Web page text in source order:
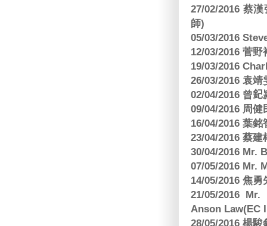
27/02/2016 蔡
師)
05/03/2016
12/03/2016 菅
19/03/2016
26/03/2016 袁
02/04/2016 曾
09/04/2016 周
16/04/2016 葉
23/04/2016 蔡
30/04/2016 Mr.
07/05/2016 Mr.
14/05/2016 焦
21/05/2016
Anson Law(EC
28/05/2016 楊